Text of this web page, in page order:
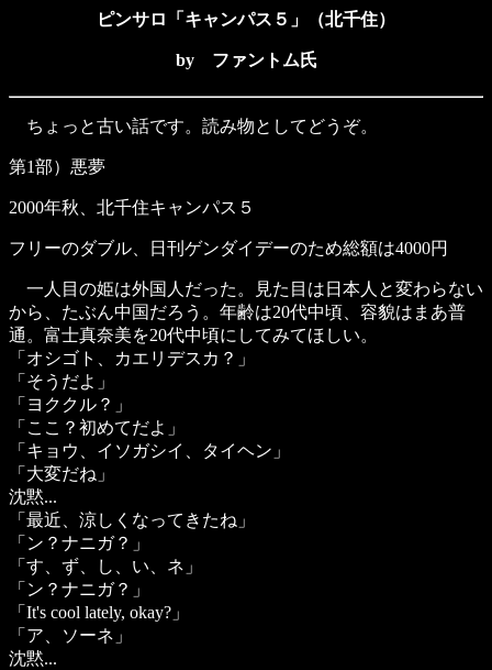
ピンサロ「キャンパス５」（北千住）
by ファントム氏
ちょっと古い話です。読み物としてどうぞ。
第1部）悪夢
2000年秋、北千住キャンパス５
フリーのダブル、日刊ゲンダイデーのため総額は4000円
一人目の姫は外国人だった。見た目は日本人と変わらない
から、たぶん中国だろう。年齢は20代中頃、容貌はまあ普
通。富士真奈美を20代中頃にしてみてほしい。
「オシゴト、カエリデスカ？」
「そうだよ」
「ヨククル？」
「ここ？初めてだよ」
「キョウ、イソガシイ、タイヘン」
「大変だね」
沈黙...
「最近、涼しくなってきたね」
「ン？ナニガ？」
「す、ず、し、い、ネ」
「ン？ナニガ？」
「It's cool lately, okay?」
「ア、ソーネ」
沈黙...